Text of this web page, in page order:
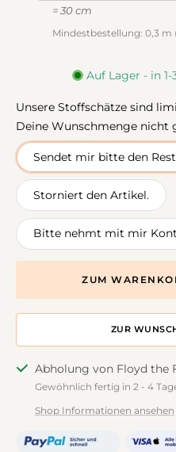
= 30 cm
Mindestbestellung: 0,3 m
Auf Lager - in
Unsere Stoffschätze sind
Deine Wunschmenge nicht
Sendet mir bitte den
Storniert den Artikel.
Bitte nehmt mit mir
ZUM
ZUR
Abholung von Floyd the
Gewöhnlich fertig in 2 - 4
Shop Informationen ansehen